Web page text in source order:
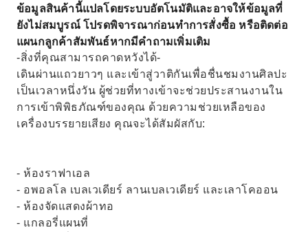
ข้อมูลสินค้านี้แปลโดยระบบอัตโนมัติและอาจให้ข้อมูลที่
ยังไม่สมบูรณ์ โปรดพิจารณาก่อนทำการสั่งซื้อ หรือติดต่อ
แผนกลูกค้าสัมพันธ์หากมีคำถามเพิ่มเติม
-สิ่งที่คุณสามารถคาดหวังได้-
เดินผ่านแถวยาวๆ และเข้าสู่วาติกันเพื่อชื่นชมงานศิลปะ
เป็นเวลาหนึ่งวัน ผู้ช่วยที่ทางเข้าจะช่วยประสานงานใน
การเข้าพิพิธภัณฑ์ของคุณ ด้วยความช่วยเหลือของ
เครื่องบรรยายเสียง คุณจะได้สัมผัสกับ:
- ห้องราฟาเอล
- อพอลโล เบลเวเดียร์ ลานเบลเวเดียร์ และเลาโคออน
- ห้องจัดแสดงผ้าทอ
- แกลอรี่แผนที่